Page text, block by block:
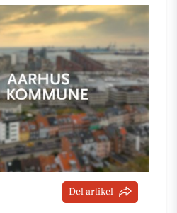
Del artikel